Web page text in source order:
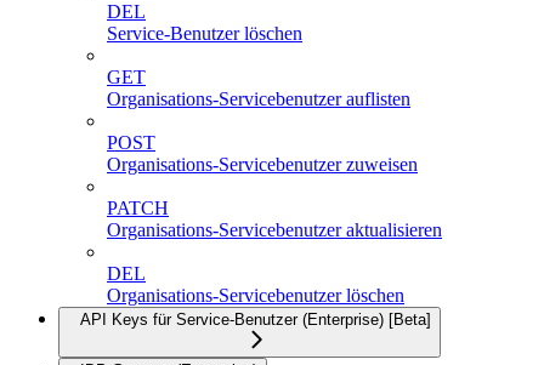
DEL
Service-Benutzer löschen
GET
Organisations-Servicebenutzer auflisten
POST
Organisations-Servicebenutzer zuweisen
PATCH
Organisations-Servicebenutzer aktualisieren
DEL
Organisations-Servicebenutzer löschen
API Keys für Service-Benutzer (Enterprise) [Beta]